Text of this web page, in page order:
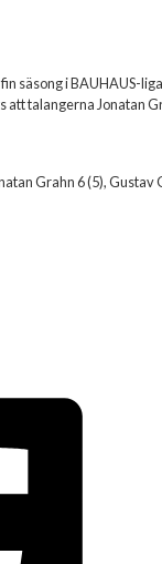
säsong i BAUHAUS-
att talangerna Jonatan
Grahn 6 (5),